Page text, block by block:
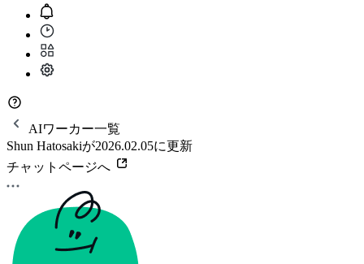
AIワーカー一覧
Shun Hatosakiが2026.02.05に更新
チャットページへ